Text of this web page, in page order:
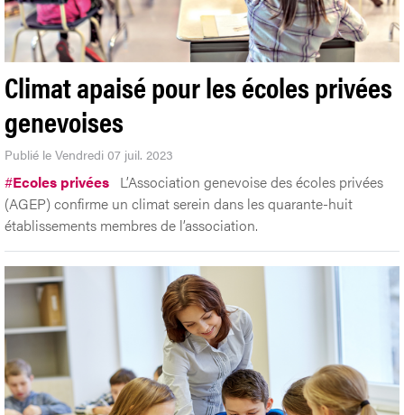
Climat apaisé pour les écoles privées
genevoises
Publié le Vendredi 07 juil. 2023
#Ecoles privées L’Association genevoise des écoles privées
(AGEP) confirme un climat serein dans les quarante-huit
établissements membres de l’association.